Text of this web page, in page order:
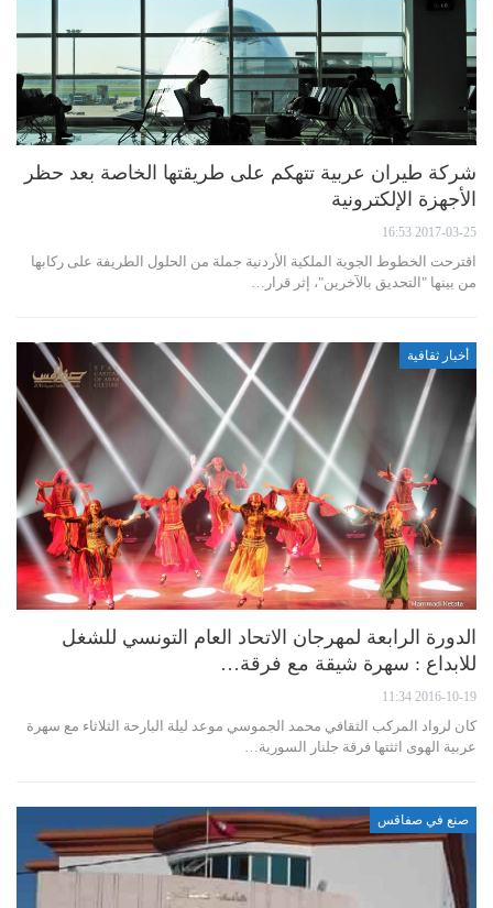
شركة طيران عربية تتهكم على طريقتها الخاصة بعد حظر
الأجهزة الإلكترونية
2017-03-25 16:53
اقترحت الخطوط الجوية الملكية الأردنية جملة من الحلول الطريفة على ركابها
من بينها "التحديق بالآخرين"، إثر قرار…
أخبار ثقافية
الدورة الرابعة لمهرجان الاتحاد العام التونسي للشغل
للابداع : سهرة شيقة مع فرقة…
2016-10-19 11:34
كان لرواد المركب الثقافي محمد الجموسي موعد ليلة البارحة الثلاثاء مع سهرة
عربية الهوى اثثتها فرقة جلنار السورية…
صنع في صفاقس